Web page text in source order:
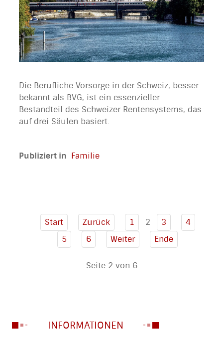
Die Berufliche Vorsorge in der Schweiz, besser
bekannt als BVG, ist ein essenzieller
Bestandteil des Schweizer Rentensystems, das
auf drei Säulen basiert.
Publiziert in Familie
Start Zurück 1 2 3
4
5
6 Weiter Ende
Seite 2 von 6
INFORMATIONEN